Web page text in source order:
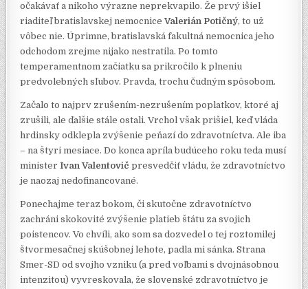
očakávať a nikoho výrazne neprekvapilo. Že prvý išiel
riaditeľ bratislavskej nemocniceValerián Potičný, to už
vôbec nie. Úprimne, bratislavská fakultná nemocnica jeho
odchodom zrejme nijako nestratila. Po tomto
temperamentnom začiatku sa prikročilo k plneniu
predvolebných sľubov. Pravda, trochu čudným spôsobom.
Začalo to najprv zrušením-nezrušením poplatkov, ktoré aj
zrušili, ale ďalšie stále ostali. Vrchol však prišiel, keď vláda
hrdinsky odklepla zvýšenie peňazí do zdravotníctva. Ale iba
– na štyri mesiace. Do konca apríla budúceho roku teda musí
ministerIvan Valentovič presvedčiť vládu, že zdravotníctvo
je naozaj nedofinancované.
Ponechajme teraz bokom, či skutočne zdravotníctvo
zachráni skokovité zvýšenie platieb štátu za svojich
poistencov. Vo chvíli, ako som sa dozvedel o tej roztomilej
štvormesačnej skúšobnej lehote, padla mi sánka. Strana
Smer-SD od svojho vzniku (a pred voľbami s dvojnásobnou
intenzitou) vyvreskovala, že slovenské zdravotníctvo je